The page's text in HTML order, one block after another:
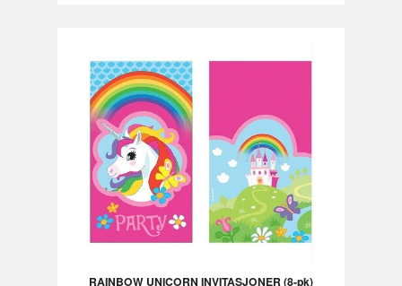
RAINBOW UNICORN INVITASJONER (8-pk)